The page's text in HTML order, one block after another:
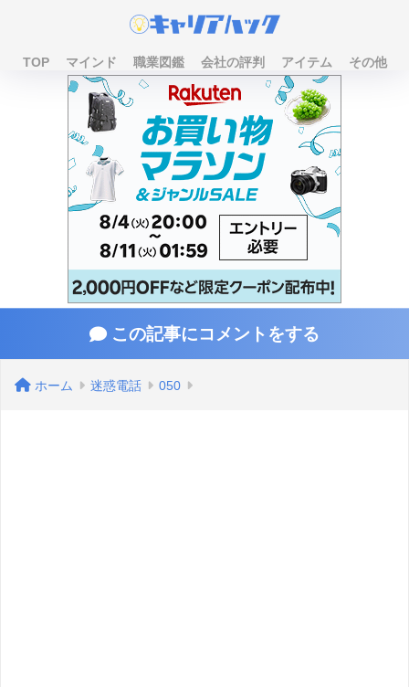
TOP マインド 職業図鑑 会社の評判 アイテム その他
この記事にコメントをする
ホーム 迷惑電話 050